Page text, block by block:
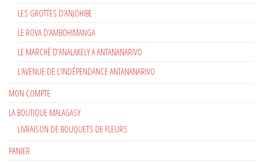
LES GROTTES D’ANJOHIBE
LE ROVA D’AMBOHIMANGA
LE MARCHÉ D’ANALAKELY A ANTANANARIVO
L’AVENUE DE L’INDÉPENDANCE ANTANANARIVO
MON COMPTE
LA BOUTIQUE MALAGASY
LIVRAISON DE BOUQUETS DE FLEURS
PANIER